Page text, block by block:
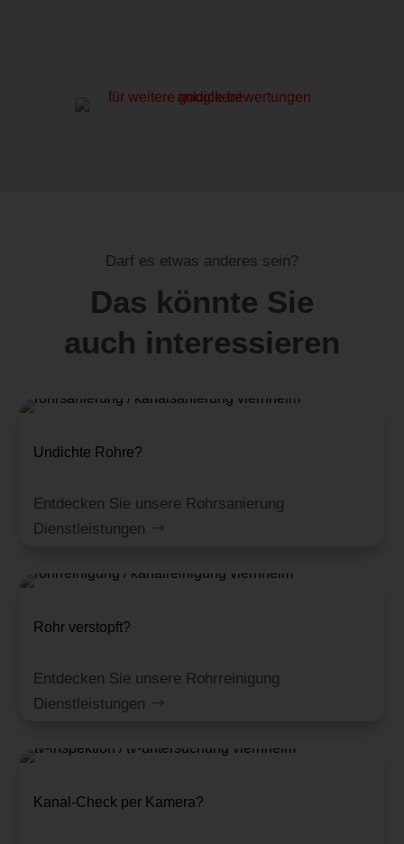
Darf es etwas anderes sein?
Das könnte Sie
auch interessieren
Undichte Rohre?
Entdecken Sie unsere Rohrsanierung
Dienstleistungen
Rohr verstopft?
Entdecken Sie unsere Rohrreinigung
Dienstleistungen
Kanal-Check per Kamera?